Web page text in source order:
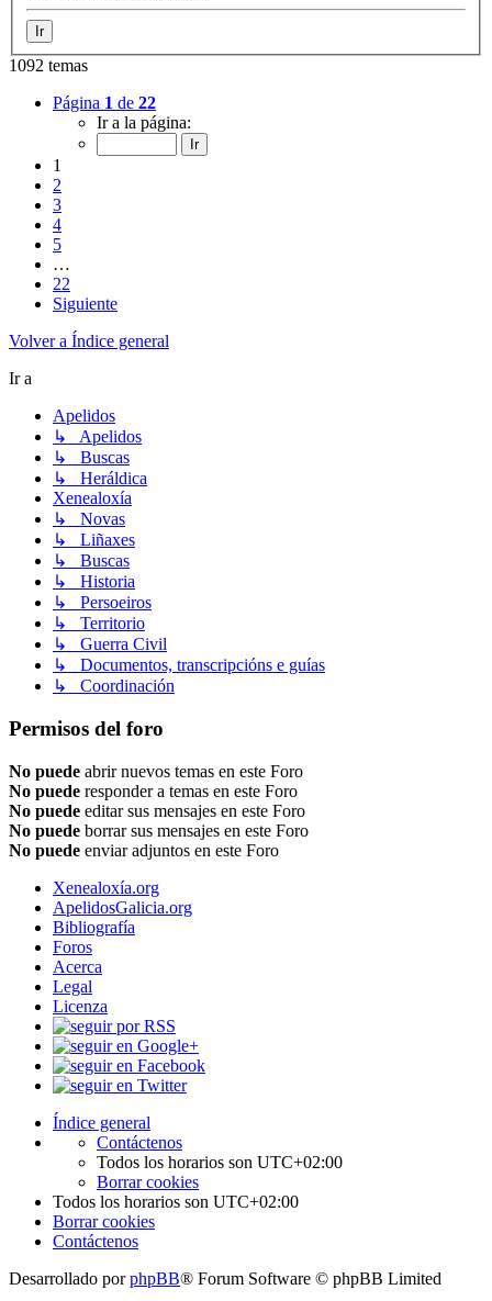
1092 temas
Página 1 de 22
Ir a la página:
1
2
3
4
5
…
22
Siguiente
Volver a Índice general
Ir a
Apelidos
↳ Apelidos
↳ Buscas
↳ Heráldica
Xenealoxía
↳ Novas
↳ Liñaxes
↳ Buscas
↳ Historia
↳ Persoeiros
↳ Territorio
↳ Guerra Civil
↳ Documentos, transcripcións e guías
↳ Coordinación
Permisos del foro
No puede abrir nuevos temas en este Foro
No puede responder a temas en este Foro
No puede editar sus mensajes en este Foro
No puede borrar sus mensajes en este Foro
No puede enviar adjuntos en este Foro
Xenealoxía.org
ApelidosGalicia.org
Bibliografía
Foros
Acerca
Legal
Licenza
Índice general
Contáctenos
Todos los horarios son UTC+02:00
Borrar cookies
Todos los horarios son UTC+02:00
Borrar cookies
Contáctenos
Desarrollado porphpBB® Forum Software © phpBB Limited